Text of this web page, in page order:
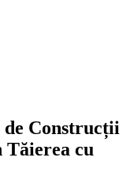
Construcții
Tăierea cu